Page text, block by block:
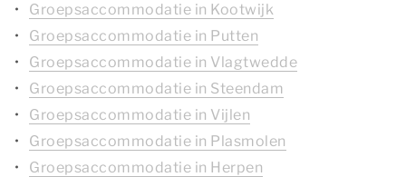
Groepsaccommodatie in Kootwijk
Groepsaccommodatie in Putten
Groepsaccommodatie in Vlagtwedde
Groepsaccommodatie in Steendam
Groepsaccommodatie in Vijlen
Groepsaccommodatie in Plasmolen
Groepsaccommodatie in Herpen